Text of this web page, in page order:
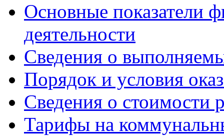
Основные показатели
деятельности
Сведения о
Порядок и условия
Сведения о стоимости
Тарифы на